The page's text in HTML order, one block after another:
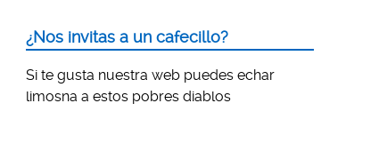
¿Nos invitas a un cafecillo?
Si te gusta nuestra web puedes echar
limosna a estos pobres diablos